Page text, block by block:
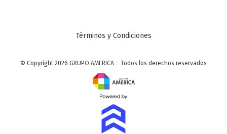
Términos y Condiciones
© Copyright 2026 GRUPO AMERICA – Todos los derechos reservados